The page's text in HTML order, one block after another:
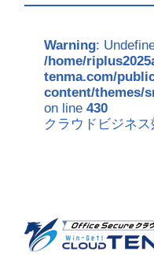
Warning:
/home/
tenma.com/
content/themes/
on line430
クラウドビジネ